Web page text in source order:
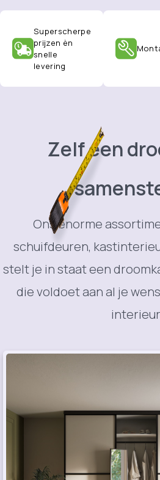
Superscherpe
prijzen èn
snelle
levering
Zelf een
Ons enorme
schuifdeuren,
stelt je in staat een
die voldoet aan al je